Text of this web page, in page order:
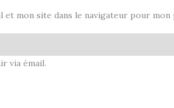
mon site dans le navigateur pour mon
via émail.